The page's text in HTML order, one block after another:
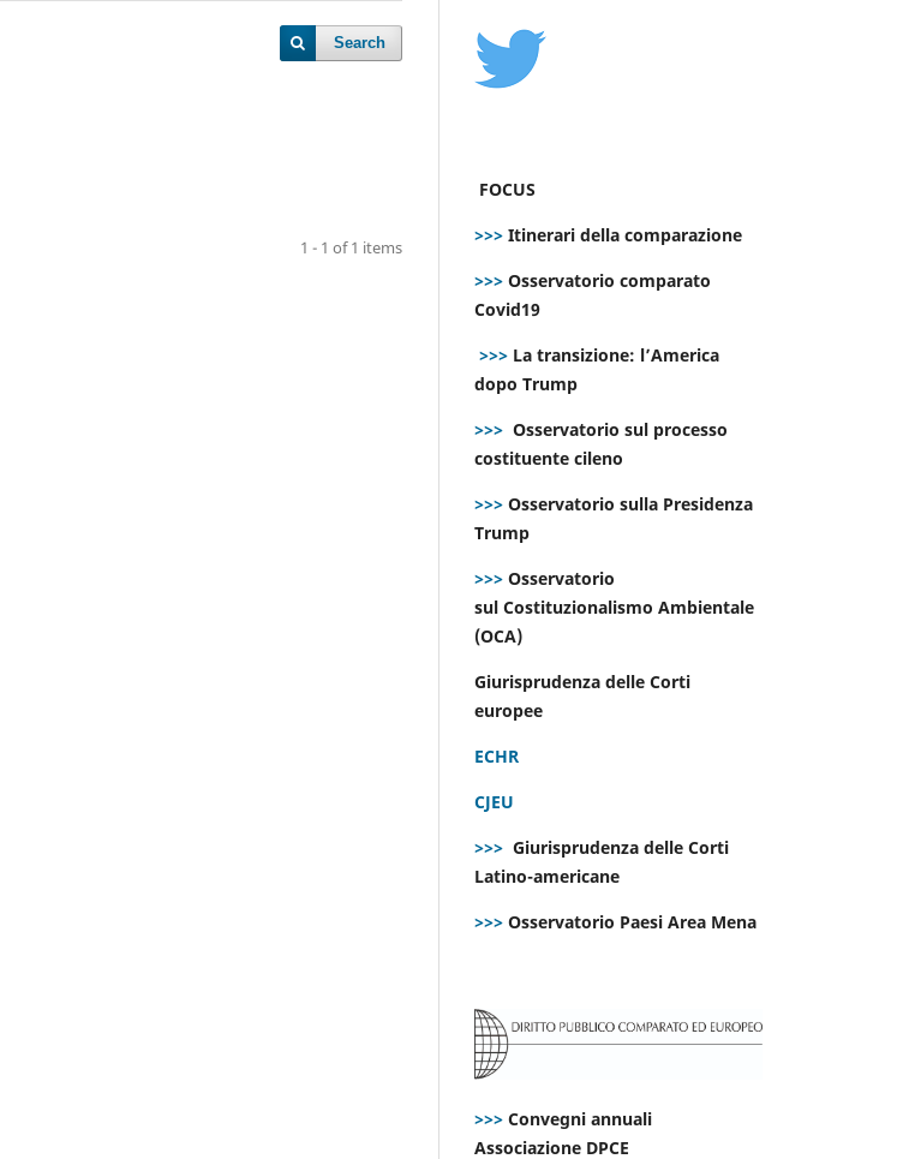
Search
1 - 1 of 1 items
FOCUS
>>> Itinerari della comparazione
>>> Osservatorio comparato
Covid19
>>> La transizione: l’America
dopo Trump
>>> Osservatorio sul processo
costituente cileno
>>> Osservatorio sulla Presidenza
Trump
>>> Osservatorio
sul Costituzionalismo Ambientale
(OCA)
Giurisprudenza delle Corti
europee
ECHR
CJEU
>>> Giurisprudenza delle Corti
Latino-americane
>>> Osservatorio Paesi Area Mena
>>> Convegni annuali
Associazione DPCE